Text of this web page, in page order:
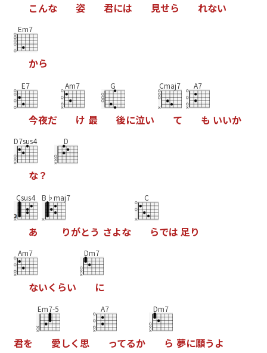
こんな 姿 君には 見せら れない
Em7
から
E7
今夜だ
Am7
け 最
G
後に泣い
Cmaj7
て
A7
も いいか
D7sus4
な？
D
Csus4
あ
B♭maj7
りがとう さよな
C
らでは 足り
Am7
ないく らい
Dm7
に
君を
Em7-5
愛しく思
A7
ってるか
Dm7
ら 夢に願う よ